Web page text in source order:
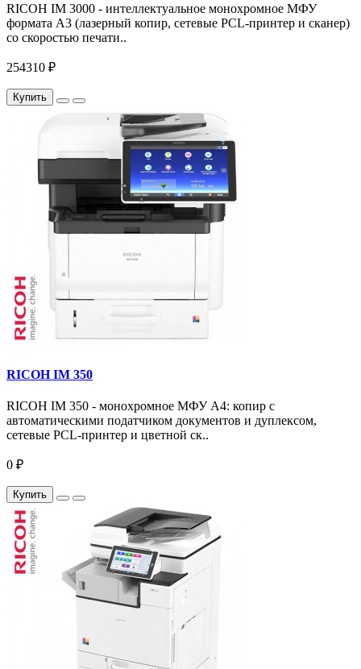
RICOH IM 3000 - интеллектуальное монохромное МФУ
формата А3 (лазерный копир, сетевые PCL-принтер и сканер)
со скоростью печати..
254310 ₽
Купить
RICOH IM 350
RICOH IM 350 - монохромное МФУ A4: копир с
автоматическими податчиком документов и дуплексом,
сетевые PCL-принтер и цветной ск..
0 ₽
Купить